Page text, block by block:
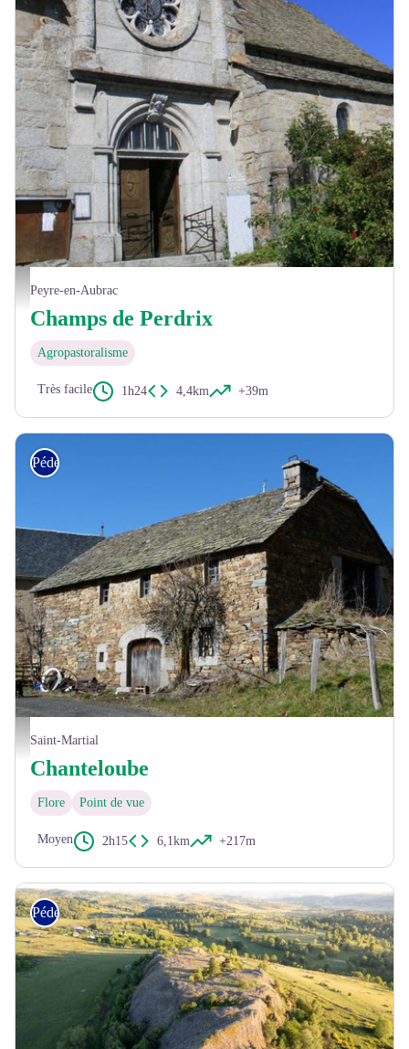
L'église de la Chaze-de-Peyre - © OT Aubrac Lozérien
Peyre-en-Aubrac
Champs de Perdrix
Agropastoralisme
Très facile 1h24 4,4km +39m
Une grange en très bon état - OT des Pays de Saint-Flour
Pédestre
Saint-Martial
Chanteloube
Flore Point de vue
Moyen 2h15 6,1km +217m
Pédestre